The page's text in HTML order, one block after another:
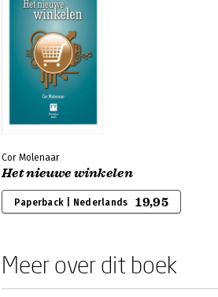
Cor Molenaar
Het nieuwe winkelen
Paperback | Nederlands 19,95
Meer over dit boek